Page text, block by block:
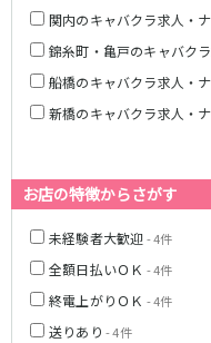
関内のキャバクラ求人・
錦糸町・亀戸のキャバク
船橋のキャバクラ求人・
新橋のキャバクラ求人・
お店の特徴からさがす
未経験者大歓迎- 4件
全額日払いＯＫ - 4件
終電上がりＯＫ - 4件
送りあり - 4件
都営浅草線
新橋駅
浅草駅
新橋駅
上野駅
神田駅
赤坂見附駅
田原町駅
表参道駅